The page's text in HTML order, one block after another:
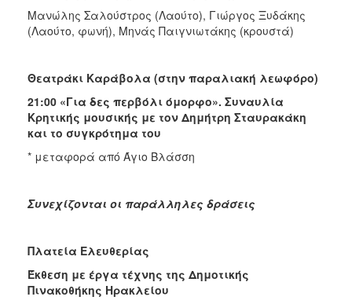
Μανώλης Σαλούστρος (Λαούτο), Γιώργος Ξυδάκης
(Λαούτο, φωνή), Μηνάς Παιγνιωτάκης (κρουστά)
Θεατράκι Καράβολα (στην παραλιακή λεωφόρο)
21:00 «Για δες περβόλι όμορφο». Συναυλία
Κρητικής μουσικής με τον Δημήτρη Σταυρακάκη
και το συγκρότημα του
* μεταφορά από Άγιο Βλάσση
Συνεχίζονται οι παράλληλες δράσεις
Πλατεία Ελευθερίας
Έκθεση με έργα τέχνης της Δημοτικής
Πινακοθήκης Ηρακλείου